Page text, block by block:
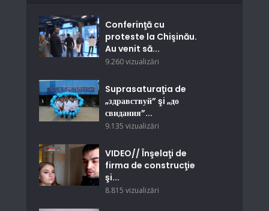
Conferinţă cu
proteste la Chişinău.
Au venit să...
9.260 vizualizări
Suprasaturaţia de
„здравствуй” şi „до
свидания”...
9.135 vizualizări
VIDEO// Înşelaţi de
firma de construcţie
şi...
8.815 vizualizări